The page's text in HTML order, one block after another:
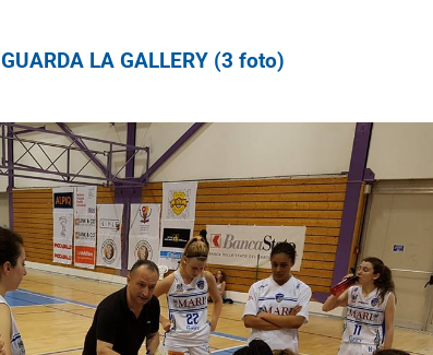
GUARDA LA GALLERY (3 foto)